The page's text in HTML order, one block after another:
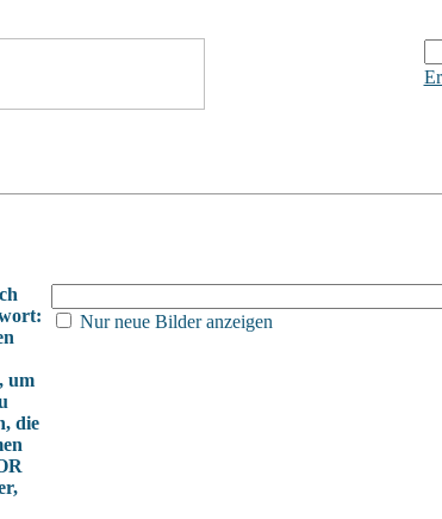
um
die
Nur neue Bilder anzeigen